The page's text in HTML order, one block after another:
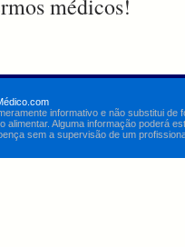
médicos!
informativo e não substitui
alimentar. Alguma informação poderá
sem a supervisão de um